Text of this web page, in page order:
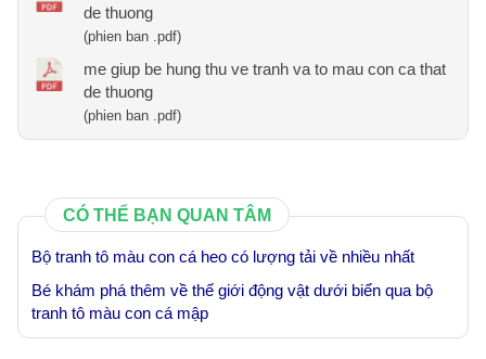
de thuong
(phien ban .pdf)
me giup be hung thu ve tranh va to mau con ca that
de thuong
(phien ban .pdf)
CÓ THỂ BẠN QUAN TÂM
Bộ tranh tô màu con cá heo có lượng tải về nhiều nhất
Bé khám phá thêm về thế giới động vật dưới biển qua bộ
tranh tô màu con cá mập